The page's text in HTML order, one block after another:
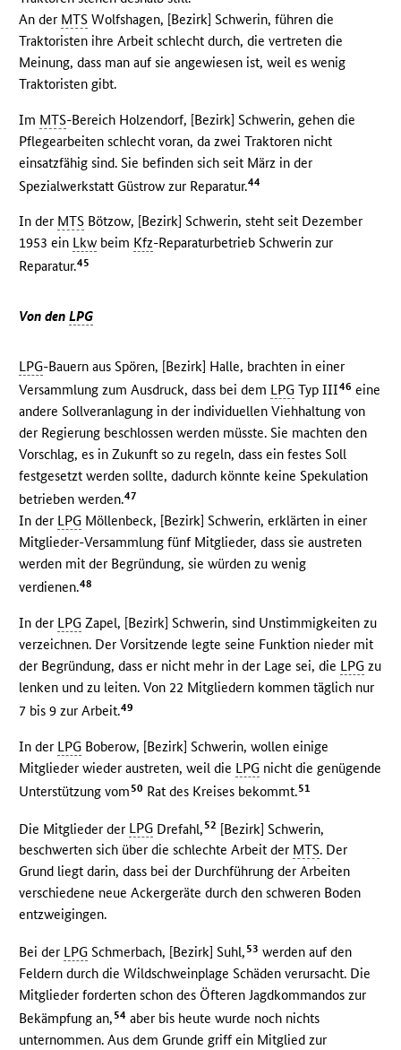
An der MTS Wolfshagen, [Bezirk] Schwerin, führen die
Traktoristen ihre Arbeit schlecht durch, die vertreten die
Meinung, dass man auf sie angewiesen ist, weil es wenig
Traktoristen gibt.
Im MTS-Bereich Holzendorf, [Bezirk] Schwerin, gehen die
Pflegearbeiten schlecht voran, da zwei Traktoren nicht
einsatzfähig sind. Sie befinden sich seit März in der
Spezialwerkstatt Güstrow zur Reparatur.44
In der MTS Bötzow, [Bezirk] Schwerin, steht seit Dezember
1953 ein Lkw beim Kfz-Reparaturbetrieb Schwerin zur
Reparatur.45
Von denLPG
LPG-Bauern aus Spören, [Bezirk] Halle, brachten in einer
Versammlung zum Ausdruck, dass bei dem LPG Typ III46 eine
andere Sollveranlagung in der individuellen Viehhaltung von
der Regierung beschlossen werden müsste. Sie machten den
Vorschlag, es in Zukunft so zu regeln, dass ein festes Soll
festgesetzt werden sollte, dadurch könnte keine Spekulation
betrieben werden.47
In der LPG Möllenbeck, [Bezirk] Schwerin, erklärten in einer
Mitglieder-Versammlung fünf Mitglieder, dass sie austreten
werden mit der Begründung, sie würden zu wenig
verdienen.48
In der LPG Zapel, [Bezirk] Schwerin, sind Unstimmigkeiten zu
verzeichnen. Der Vorsitzende legte seine Funktion nieder mit
der Begründung, dass er nicht mehr in der Lage sei, die LPG zu
lenken und zu leiten. Von 22 Mitgliedern kommen täglich nur
7 bis 9 zur Arbeit.49
In der LPG Boberow, [Bezirk] Schwerin, wollen einige
Mitglieder wieder austreten, weil die LPG nicht die genügende
Unterstützung vom 50 Rat des Kreises bekommt.51
Die Mitglieder der LPG Drefahl,52 [Bezirk] Schwerin,
beschwerten sich über die schlechte Arbeit der MTS. Der
Grund liegt darin, dass bei der Durchführung der Arbeiten
verschiedene neue Ackergeräte durch den schweren Boden
entzweigingen.
Bei der LPG Schmerbach, [Bezirk] Suhl,53 werden auf den
Feldern durch die Wildschweinplage Schäden verursacht. Die
Mitglieder forderten schon des Öfteren Jagdkommandos zur
Bekämpfung an,54 aber bis heute wurde noch nichts
unternommen. Aus dem Grunde griff ein Mitglied zur